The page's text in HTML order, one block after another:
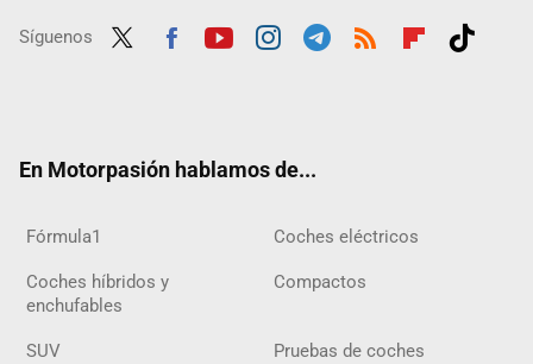
Síguenos
En Motorpasión hablamos de...
Fórmula1 Coches eléctricos
Coches híbridos y
enchufables
Compactos
SUV Pruebas de coches